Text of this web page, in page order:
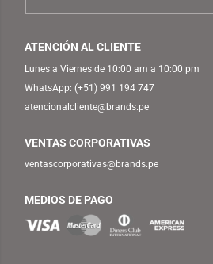
ATENCIÓN AL CLIENTE
Lunes a Viernes de 10:00 am a 10:00 pm
WhatsApp: (+51) 991 194 747
atencionalcliente@brands.pe
VENTAS CORPORATIVAS
ventascorporativas@brands.pe
MEDIOS DE PAGO